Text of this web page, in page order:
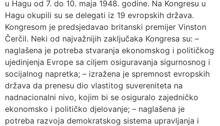
u Hagu od 7. do 10. maja 1948. godine. Na Kongresu u
Hagu okupili su se delegati iz 19 evropskih država.
Kongresom je predsjedavao britanski premijer Vinston
Čerčil. Neki od najvažnijih zaključaka Kongresa su: –
naglašena je potreba stvaranja ekonomskog i političkog
ujedinjenja Evrope sa ciljem osiguravanja sigurnosnog i
socijalnog napretka; – izražena je spremnost evropskih
država da prenesu dio vlastitog suvereniteta na
nadnacionalni nivo, kojim bi se osiguralo zajedničko
ekonomsko i političko djelovanje; – naglašena je
potreba razvoja demokratskog sistema upravljanja i